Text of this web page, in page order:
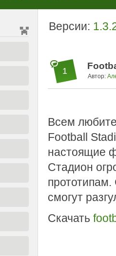
Версии:
1
Автор:
Всем
Football
настоящие
Стадион
смогут
Скачать